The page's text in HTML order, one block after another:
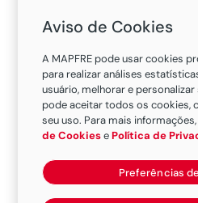
Seu corretor
MAPFRE
Existem 1 corretor
Aviso de Cookies
A MAPFRE pode usar cookies
para realizar análises
usuário, melhorar e
pode aceitar todos os cookies,
seu uso. Para mais
de CookiesePolítica de
Preferências